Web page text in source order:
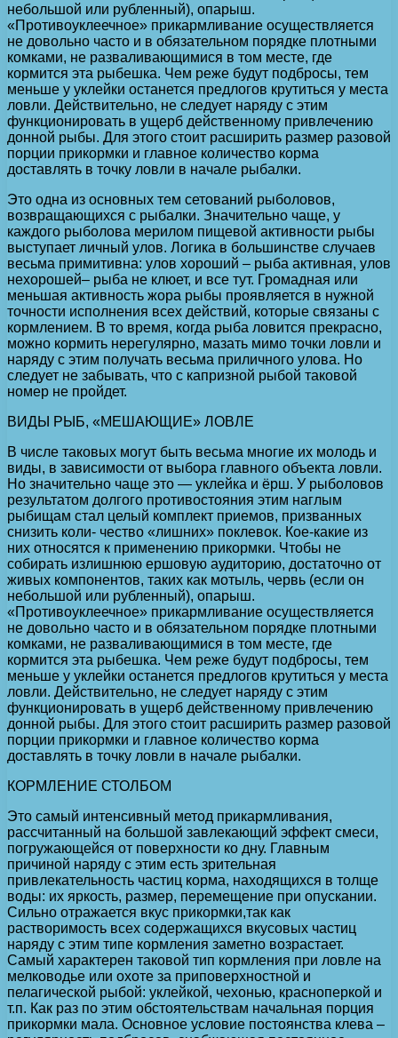
небольшой или рубленный), опарыш.
«Противоуклеечное» прикармливание осуществляется
не довольно часто и в обязательном порядке плотными
комками, не разваливающимися в том месте, где
кормится эта рыбешка. Чем реже будут подбросы, тем
меньше у уклейки останется предлогов крутиться у места
ловли. Действительно, не следует наряду с этим
функционировать в ущерб действенному привлечению
донной рыбы. Для этого стоит расширить размер разовой
порции прикормки и главное количество корма
доставлять в точку ловли в начале рыбалки.
Это одна из основных тем сетований рыболовов,
возвращающихся с рыбалки. Значительно чаще, у
каждого рыболова мерилом пищевой активности рыбы
выступает личный улов. Логика в большинстве случаев
весьма примитивна: улов хороший – рыба активная, улов
нехорошей– рыба не клюет, и все тут. Громадная или
меньшая активность жора рыбы проявляется в нужной
точности исполнения всех действий, которые связаны с
кормлением. В то время, когда рыба ловится прекрасно,
можно кормить нерегулярно, мазать мимо точки ловли и
наряду с этим получать весьма приличного улова. Но
следует не забывать, что с капризной рыбой таковой
номер не пройдет.
ВИДЫ РЫБ, «МЕШАЮЩИЕ» ЛОВЛЕ
В числе таковых могут быть весьма многие их молодь и
виды, в зависимости от выбора главного объекта ловли.
Но значительно чаще это — уклейка и ёрш. У рыболовов
результатом долгого противостояния этим наглым
рыбищам стал целый комплект приемов, призванных
снизить коли- чество «лишних» поклевок. Кое-какие из
них относятся к применению прикормки. Чтобы не
собирать излишнюю ершовую аудиторию, достаточно от
живых компонентов, таких как мотыль, червь (если он
небольшой или рубленный), опарыш.
«Противоуклеечное» прикармливание осуществляется
не довольно часто и в обязательном порядке плотными
комками, не разваливающимися в том месте, где
кормится эта рыбешка. Чем реже будут подбросы, тем
меньше у уклейки останется предлогов крутиться у места
ловли. Действительно, не следует наряду с этим
функционировать в ущерб действенному привлечению
донной рыбы. Для этого стоит расширить размер разовой
порции прикормки и главное количество корма
доставлять в точку ловли в начале рыбалки.
КОРМЛЕНИЕ СТОЛБОМ
Это самый интенсивный метод прикармливания,
рассчитанный на большой завлекающий эффект смеси,
погружающейся от поверхности ко дну. Главным
причиной наряду с этим есть зрительная
привлекательность частиц корма, находящихся в толще
воды: их яркость, размер, перемещение при опускании.
Сильно отражается вкус прикормки,так как
растворимость всех содержащихся вкусовых частиц
наряду с этим типе кормления заметно возрастает.
Самый характерен таковой тип кормления при ловле на
мелководье или охоте за приповерхностной и
пелагической рыбой: уклейкой, чехонью, красноперкой и
т.п. Как раз по этим обстоятельствам начальная порция
прикормки мала. Основное условие постоянства клева –